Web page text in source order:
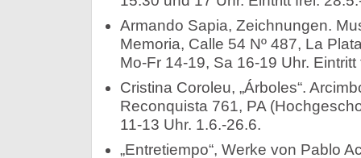
Armando Sapia, Zeichnungen.
Memoria, Calle 54 Nº 487, La
Mo-Fr 14-19, Sa 16-19 Uhr. Eintritt
Cristina Coroleu, „Árboles“.
Reconquista 761, PA
11-13 Uhr. 1.6.-26.6.
„Entretiempo“, Werke von Pablo